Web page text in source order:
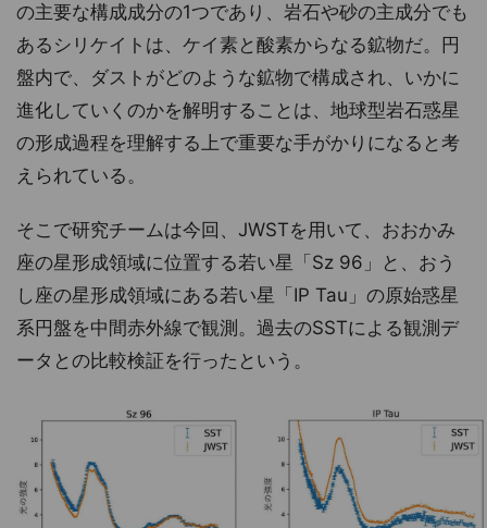
の主要な構成成分の1つであり、岩石や砂の主成分でも
あるシリケイトは、ケイ素と酸素からなる鉱物だ。円
盤内で、ダストがどのような鉱物で構成され、いかに
進化していくのかを解明することは、地球型岩石惑星
の形成過程を理解する上で重要な手がかりになると考
えられている。
そこで研究チームは今回、JWSTを用いて、おおかみ
座の星形成領域に位置する若い星「Sz 96」と、おう
し座の星形成領域にある若い星「IP Tau」の原始惑星
系円盤を中間赤外線で観測。過去のSSTによる観測デ
ータとの比較検証を行ったという。